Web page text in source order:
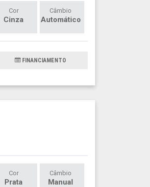
Cor
Cinza
Câmbio
Automático
FINANCIAMENTO
Cor
Prata
Câmbio
Manual